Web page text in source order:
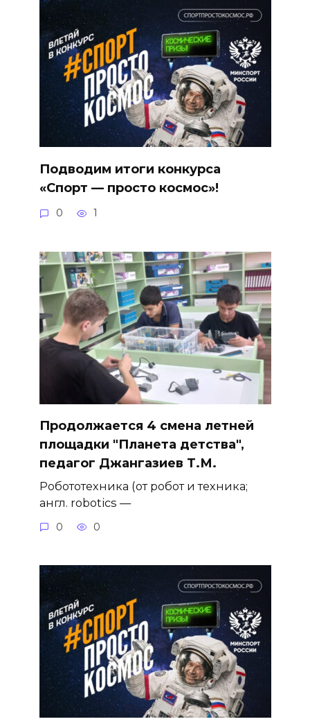
Подводим итоги конкурса
«Спорт — просто космос»!
0 1
Продолжается 4 смена летней
площадки "Планета детства",
педагог Джангазиев Т.М.
Робототехника (от робот и техника;
англ. robotics —
0 0